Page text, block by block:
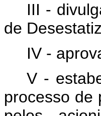
III -
de
IV -
V -
processo de